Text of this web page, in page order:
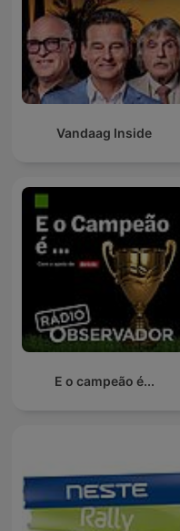
Vandaag Inside
E o campeão é...